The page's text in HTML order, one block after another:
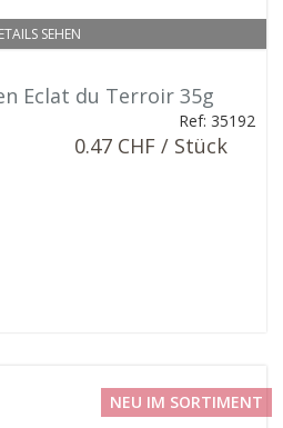
SEHEN
Eclat du Terroir 35g
Ref: 35192
0.47 CHF / Stück
NEU IM SORTIMENT